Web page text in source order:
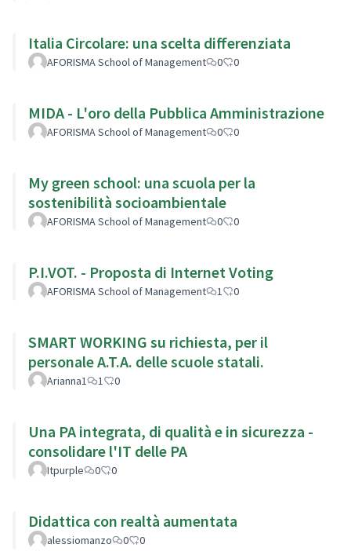
Italia Circolare: una scelta differenziata
AFORISMA School of Management 0 0
MIDA - L'oro della Pubblica Amministrazione
AFORISMA School of Management 0 0
My green school: una scuola per la
sostenibilità socioambientale
AFORISMA School of Management 0 0
P.I.VOT. - Proposta di Internet Voting
AFORISMA School of Management 1 0
SMART WORKING su richiesta, per il
personale A.T.A. delle scuole statali.
Arianna1 1 0
Una PA integrata, di qualità e in sicurezza -
consolidare l'IT delle PA
Itpurple 0 0
Didattica con realtà aumentata
alessiomanzo 0 0